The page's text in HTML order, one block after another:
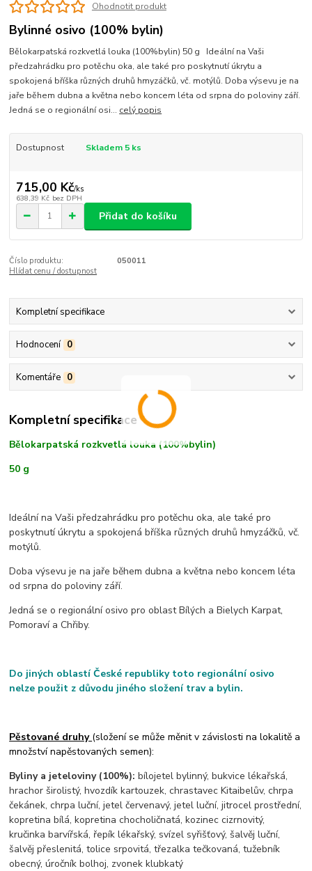
Ohodnotit produkt
Bylinné osivo (100% bylin)
Bělokarpatská rozkvetlá louka (100%bylin) 50 g Ideální na Vaši
předzahrádku pro potěchu oka, ale také pro poskytnutí úkrytu a
spokojená bříška různých druhů hmyzáčků, vč. motýlů. Doba výsevu je na
jaře během dubna a května nebo koncem léta od srpna do poloviny září.
Jedná se o regionální osi... celý popis
Dostupnost Skladem 5 ks
715,00 Kč/ks
638,39 Kč bez DPH
Přidat do košíku
Číslo produktu:
050011
Hlídat cenu / dostupnost
Kompletní specifikace
Hodnocení 0
Komentáře 0
Kompletní specifikace
Bělokarpatská rozkvetlá louka (100%bylin)
50 g
Ideální na Vaši předzahrádku pro potěchu oka, ale také pro
poskytnutí úkrytu a spokojená bříška různých druhů hmyzáčků, vč.
motýlů.
Doba výsevu je na jaře během dubna a května nebo koncem léta
od srpna do poloviny září.
Jedná se o regionální osivo pro oblast Bílých a Bielych Karpat,
Pomoraví a Chřiby.
Do jiných oblastí České republiky toto regionální osivo
nelze použit z důvodu jiného složení trav a bylin.
Pěstované druhy (složení se může měnit v závislosti na lokalitě a
množství napěstovaných semen):
Byliny a jeteloviny (100%):bílojetel bylinný, bukvice lékařská,
hrachor širolistý, hvozdík kartouzek, chrastavec Kitaibelův, chrpa
čekánek, chrpa luční, jetel červenavý, jetel luční, jitrocel prostřední,
kopretina bílá, kopretina chocholičnatá, kozinec cizrnovitý,
kručinka barvířská, řepík lékařský, svízel syřišťový, šalvěj luční,
šalvěj přeslenitá, tolice srpovitá, třezalka tečkovaná, tužebník
obecný, úročník bolhoj, zvonek klubkatý